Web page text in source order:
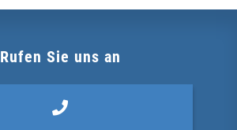
Rufen Sie uns an